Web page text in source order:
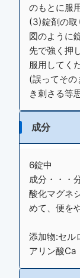
のもとに服
(3)錠剤の取
図のように
先で強く押
服用してく
(誤ってその
き刺さる等
成分
6錠中
成分・・・
酸化マグネ
めて、便を
添加物:セル
アリン酸Ca